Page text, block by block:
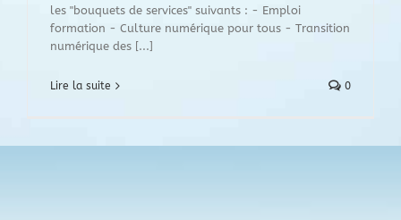
les "bouquets de services" suivants : - Emploi
formation - Culture numérique pour tous - Transition
numérique des [...]
Lire la suite 0